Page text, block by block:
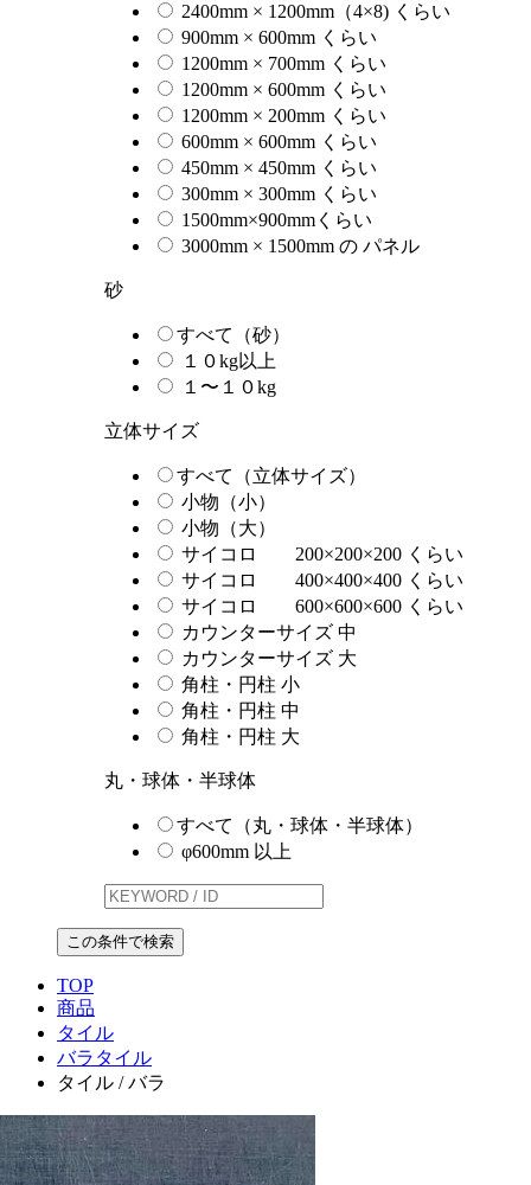
2400mm × 1200mm（4×8) くらい
900mm × 600mm くらい
1200mm × 700mm くらい
1200mm × 600mm くらい
1200mm × 200mm くらい
600mm × 600mm くらい
450mm × 450mm くらい
300mm × 300mm くらい
1500mm×900mmくらい
3000mm × 1500mm の パネル
砂
すべて（砂）
１０kg以上
１〜１０kg
立体サイズ
すべて（立体サイズ）
小物（小）
小物（大）
サイコロ 200×200×200 くらい
サイコロ 400×400×400 くらい
サイコロ 600×600×600 くらい
カウンターサイズ 中
カウンターサイズ 大
角柱・円柱 小
角柱・円柱 中
角柱・円柱 大
丸・球体・半球体
すべて（丸・球体・半球体）
φ600mm 以上
この条件で検索
TOP
商品
タイル
バラタイル
タイル / バラ